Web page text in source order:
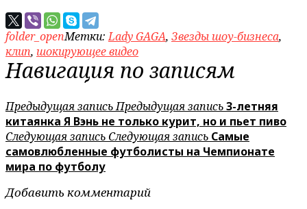
folder_openМетки:Lady GAGA, Звезды шоу-бизнеса,
клип, шокирующее видео
Навигация по записям
Предыдущая записьПредыдущая запись3-летняя
китаянка Я Вэнь не только курит, но и пьет пиво
Следующая запись Следующая запись Самые
самовлюбленные футболисты на Чемпионате
мира по футболу
Добавить комментарий